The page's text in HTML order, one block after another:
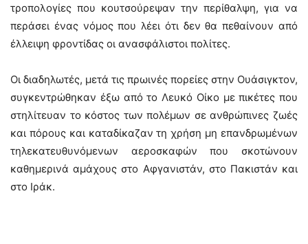
τροπολογίες που κουτσούρεψαν την περίθαλψη, για να
περάσει ένας νόμος που λέει ότι δεν θα πεθαίνουν από
έλλειψη φροντίδας οι ανασφάλιστοι πολίτες.
Οι διαδηλωτές, μετά τις πρωινές πορείες στην Ουάσιγκτον,
συγκεντρώθηκαν έξω από το Λευκό Οίκο με πικέτες που
στηλίτευαν το κόστος των πολέμων σε ανθρώπινες ζωές
και πόρους και καταδίκαζαν τη χρήση μη επανδρωμένων
τηλεκατευθυνόμενων αεροσκαφών που σκοτώνουν
καθημερινά αμάχους στο Αφγανιστάν, στο Πακιστάν και
στο Ιράκ.